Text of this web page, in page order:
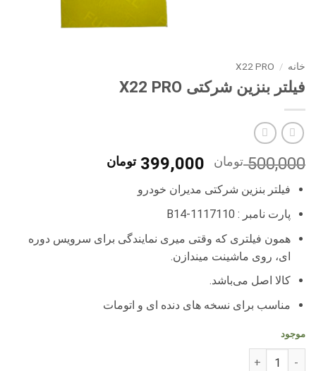
خانه /
X22 PRO
فیلتر بنزین شرکتی X22 PRO
500,000 تومان
قیمت
اصلی
500,000 تومان
بود.
399,000 تومان
فیلتر بنزین شرکتی مدیران خودرو
پارت نامبر : 1117110-B14
همون فیلتری که وقتی میری نمایندگی برای سرویس دوره
ای، روی ماشینت میندازن.
کالا اصل می‌باشد.
مناسب برای نسخه های دنده ای و اتومات
موجود
فیلتر بنزین شرکتی X22 PRO عدد